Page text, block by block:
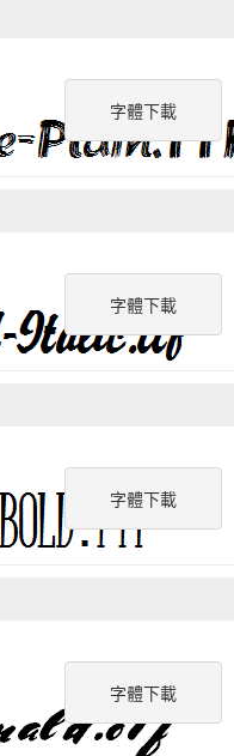
字體下載
字體下載
字體下載
字體下載